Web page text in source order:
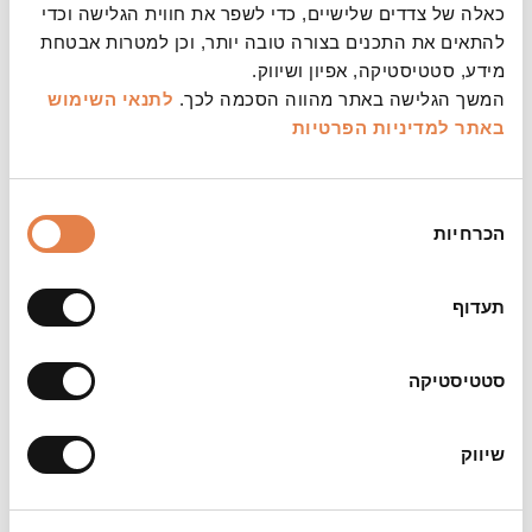
כאלה של צדדים שלישיים, כדי לשפר את חווית הגלישה וכדי
להתאים את התכנים בצורה טובה יותר, וכן למטרות אבטחת
מידע, סטטיסטיקה, אפיון ושיווק.
המשך הגלישה באתר מהווה הסכמה לכך. לתנאי השימוש
באתר למדיניות הפרטיות
הסכמה
הכרחיות
תעדוף
סטטיסטיקה
שיווק
ילד אור2026-08-27 11:00
מסע מוזיקלי משיריו של מוני אמריליו
פסטיבל סוף הקיץ 2026